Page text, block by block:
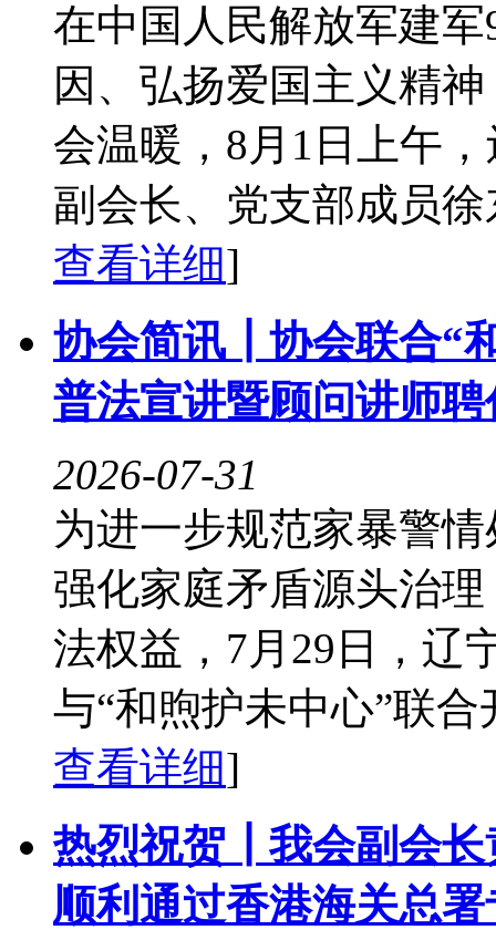
在中国人民解放军建
因、弘扬爱国主义精
会温暖，8月1日上午
副会长、党支部成员
查看详细]
协会简讯┃协会联合“
普法宣讲暨顾问讲师
2026-07-31
为进一步规范家暴警
强化家庭矛盾源头治
法权益，7月29日，辽
与“和煦护未中心”联
查看详细]
热烈祝贺┃我会副会
顺利通过香港海关总